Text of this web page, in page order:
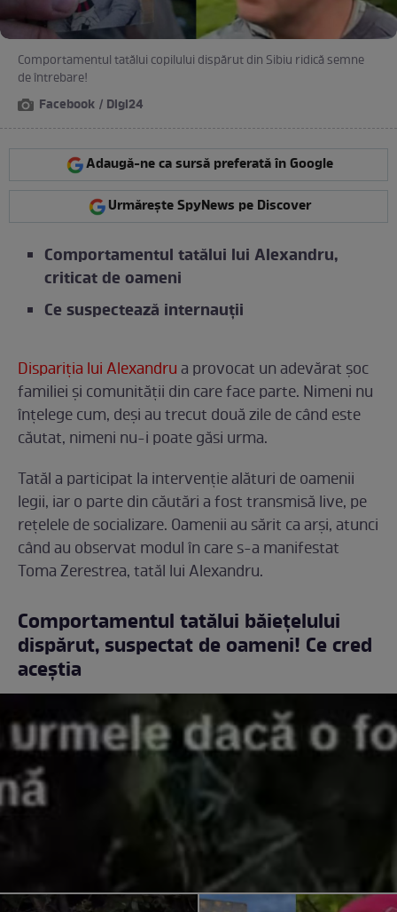
Comportamentul tatălui copilului dispărut din Sibiu ridică semne
de întrebare!
Facebook / Digi24
Adaugă-ne ca sursă preferată în Google
Urmărește SpyNews pe Discover
Comportamentul tatălui lui Alexandru,
criticat de oameni
Ce suspectează internauții
Dispariția lui Alexandrua provocat un adevărat șoc
familiei și comunității din care face parte. Nimeni nu
înțelege cum, deși au trecut două zile de când este
căutat, nimeni nu-i poate găsi urma.
Tatăl a participat la intervenție alături de oamenii
legii, iar o parte din căutări a fost transmisă live, pe
rețelele de socializare. Oamenii au sărit ca arși, atunci
când au observat modul în care s-a manifestat
Toma Zerestrea, tatăl lui Alexandru.
Comportamentul tatălui băiețelului
dispărut, suspectat de oameni! Ce cred
aceștia